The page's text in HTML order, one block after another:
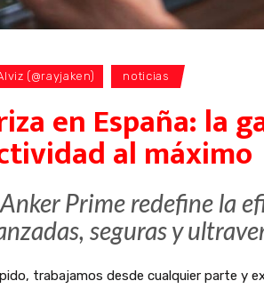
(@rayjaken) noticias
en España: la
al máximo
Prime redefine la
seguras y
trabajamos desde cualquier parte y